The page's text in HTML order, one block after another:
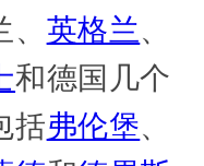
英格兰、
和德国几个
括弗伦堡、